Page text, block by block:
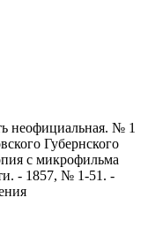
неофициальная. № 1
Губернского
с микрофильма
- 1857, № 1-51. -